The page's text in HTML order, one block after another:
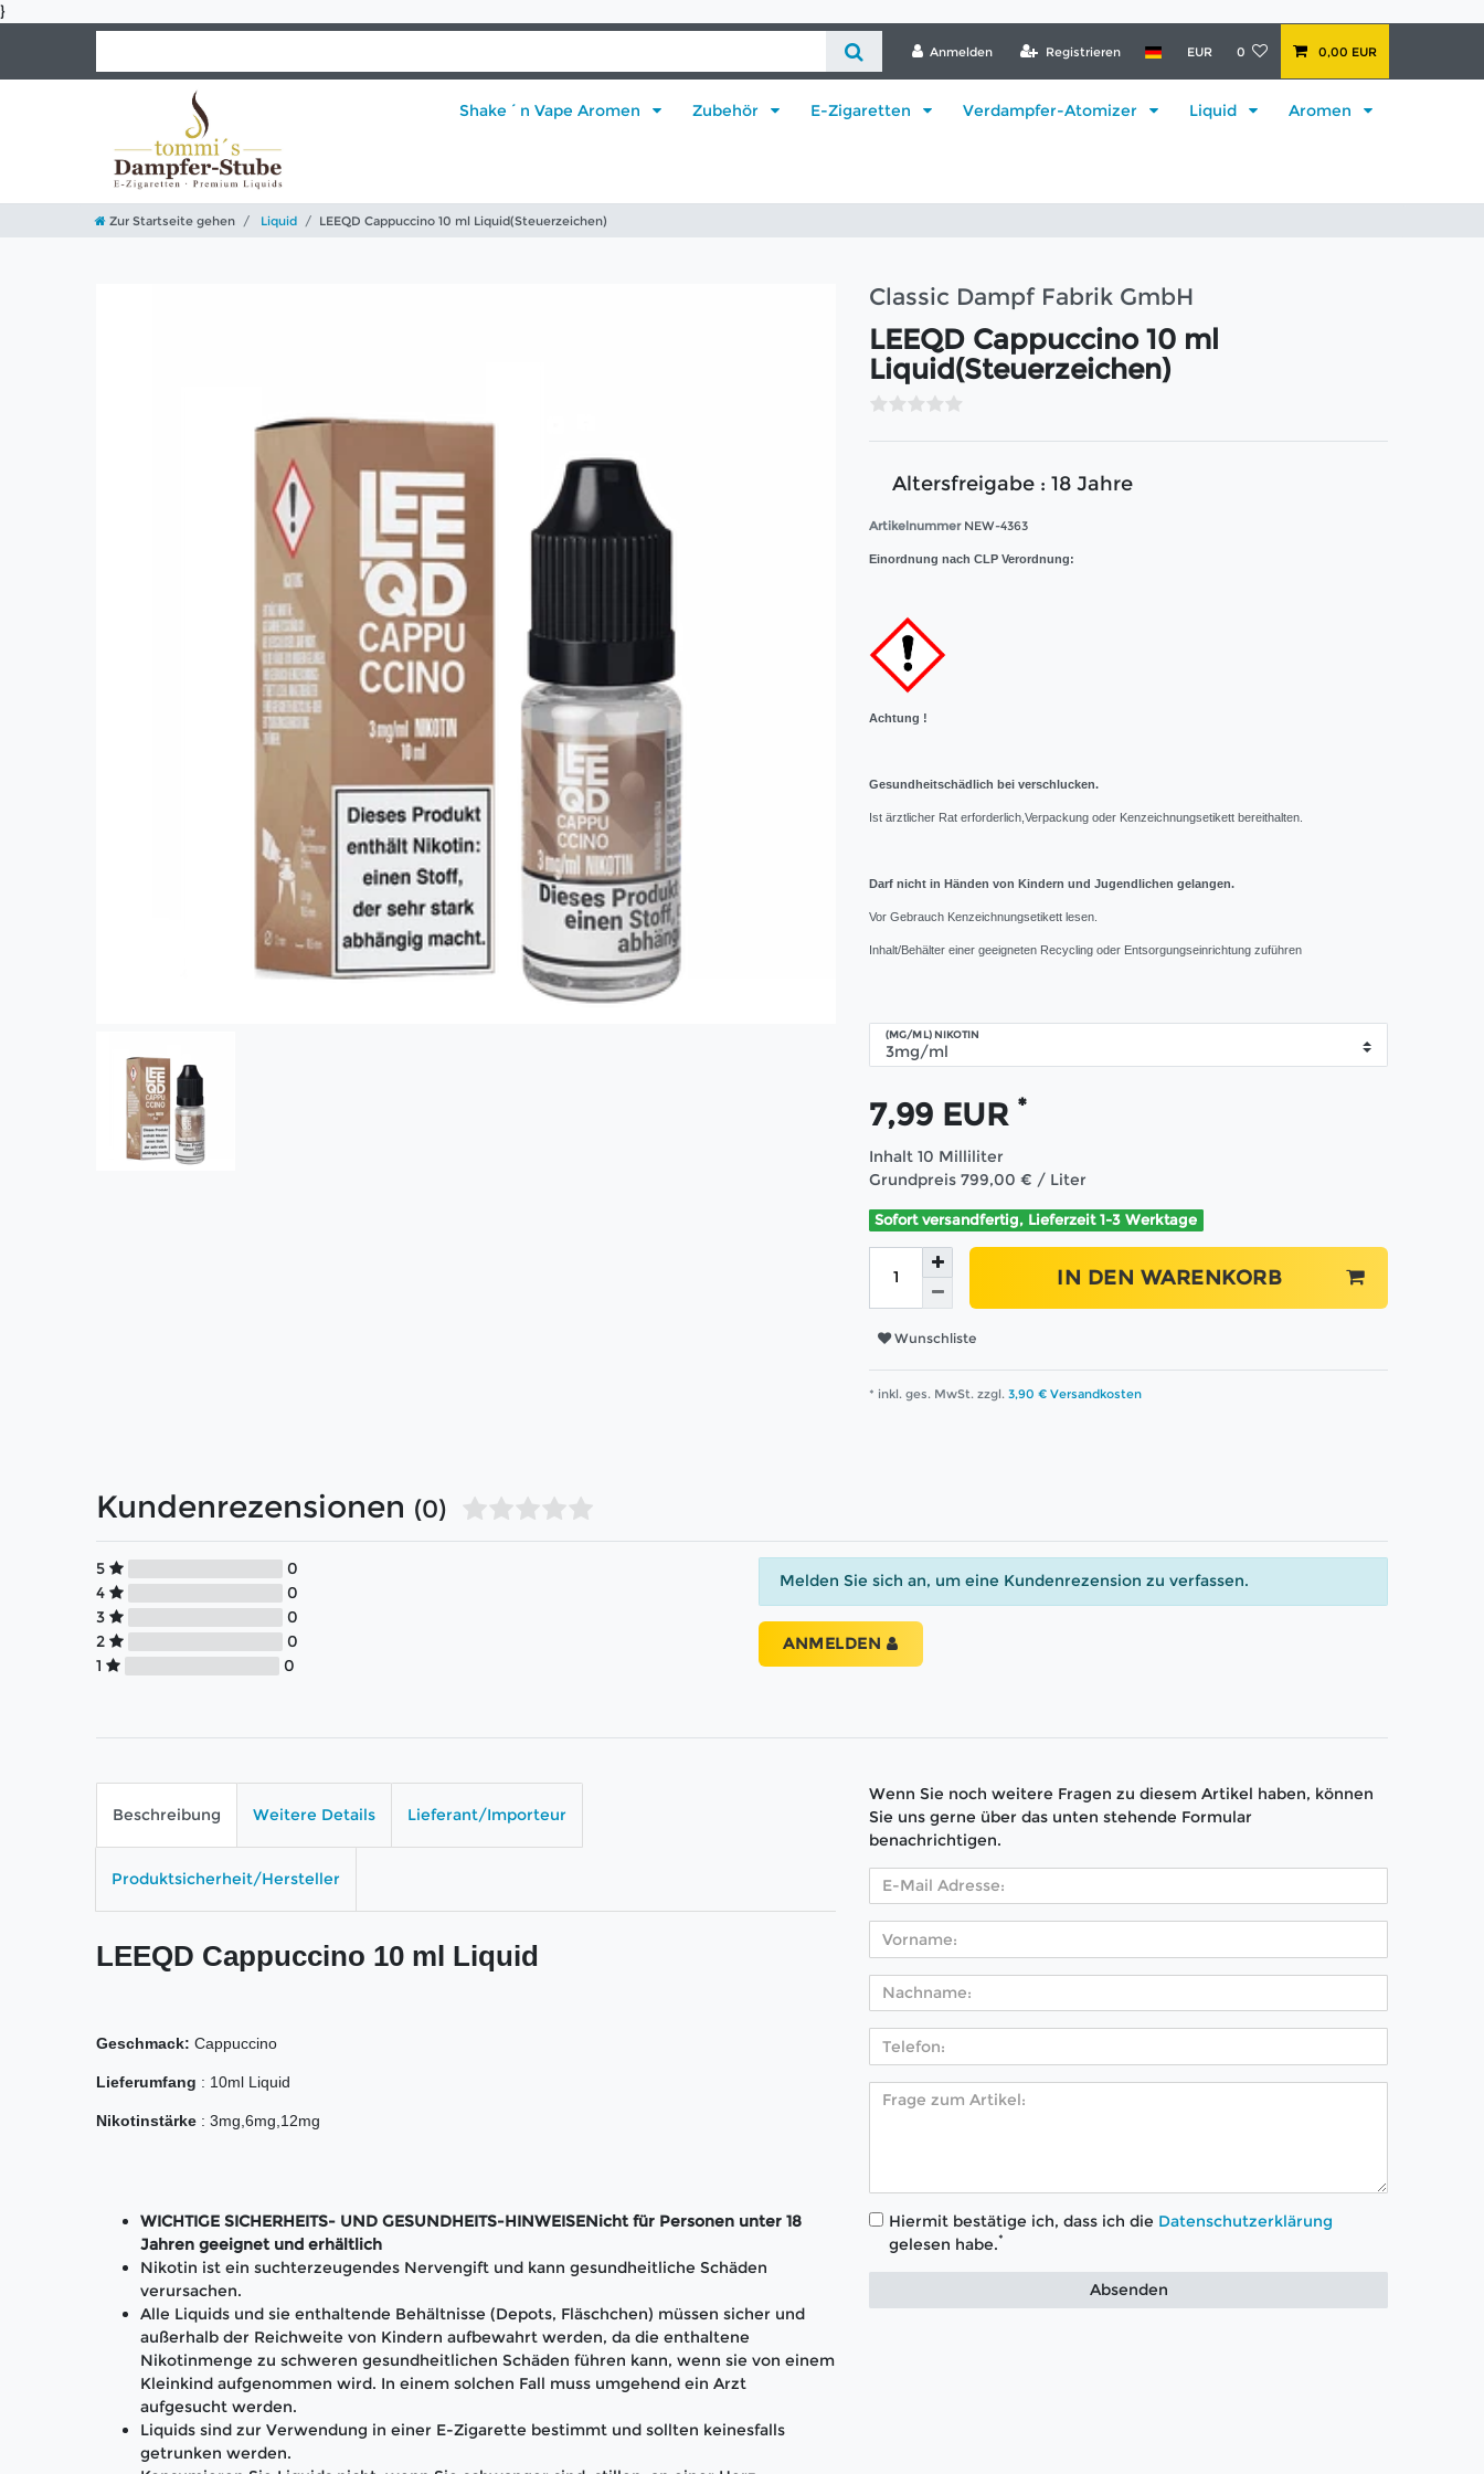
}
Anmelden Registrieren EUR 0 0,00 EUR
Shake´n Vape Aromen Zubehör E-Zigaretten Verdampfer-Atomizer Liquid Aromen
Zur Startseite gehen Liquid LEEQD Cappuccino 10 ml Liquid(Steuerzeichen)
Classic Dampf Fabrik GmbH
LEEQD Cappuccino 10 ml
Liquid(Steuerzeichen)
Altersfreigabe : 18 Jahre
Artikelnummer NEW-4363
Einordnung nach CLP Verordnung:
Achtung !
Gesundheitschädlich bei verschlucken.
Ist ärztlicher Rat erforderlich,Verpackung oder Kenzeichnungsetikett bereithalten.
Darf nicht in Händen von Kindern und Jugendlichen gelangen.
Vor Gebrauch Kenzeichnungsetikett lesen.
Inhalt/Behälter einer geeigneten Recycling oder Entsorgungseinrichtung zuführen
(MG/ML) NIKOTIN
7,99 EUR *
Inhalt 10 Milliliter
Grundpreis 799,00 € / Liter
Sofort versandfertig, Lieferzeit 1-3 Werktage
IN DEN WARENKORB
Wunschliste
* inkl. ges. MwSt. zzgl. 3,90 € Versandkosten
Kundenrezensionen (0)
5
0
4
0
3
0
2
0
1
0
Melden Sie sich an, um eine Kundenrezension zu verfassen.
ANMELDEN
Beschreibung Weitere Details Lieferant/Importeur
Produktsicherheit/Hersteller
LEEQD Cappuccino 10 ml Liquid
Geschmack: Cappuccino
Lieferumfang : 10ml Liquid
Nikotinstärke : 3mg,6mg,12mg
WICHTIGE SICHERHEITS- UND GESUNDHEITS-HINWEISENicht für Personen unter 18
Jahren geeignet und erhältlich
Nikotin ist ein suchterzeugendes Nervengift und kann gesundheitliche Schäden
verursachen.
Alle Liquids und sie enthaltende Behältnisse (Depots, Fläschchen) müssen sicher und
außerhalb der Reichweite von Kindern aufbewahrt werden, da die enthaltene
Nikotinmenge zu schweren gesundheitlichen Schäden führen kann, wenn sie von einem
Kleinkind aufgenommen wird. In einem solchen Fall muss umgehend ein Arzt
aufgesucht werden.
Liquids sind zur Verwendung in einer E-Zigarette bestimmt und sollten keinesfalls
getrunken werden.
Wenn Sie noch weitere Fragen zu diesem Artikel haben, können
Sie uns gerne über das unten stehende Formular
benachrichtigen.
Hiermit bestätige ich, dass ich die Daten­schutz­erklärung
gelesen habe.*
Absenden